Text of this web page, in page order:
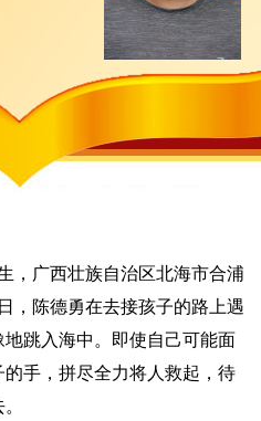
广西壮族自治区北海市合浦
，陈德勇在去接孩子的路上遇
跳入海中。即使自己可能面
手，拼尽全力将人救起，待